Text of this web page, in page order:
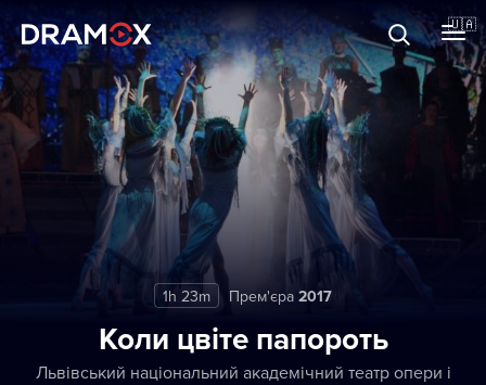
🇺🇦
Cертифікати
Зареєструватися
1h 23m Прем'єра 2017
Коли цвіте папороть
Львівський національний академічний театр опери і